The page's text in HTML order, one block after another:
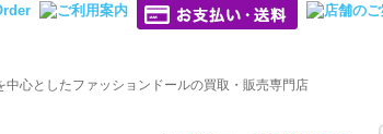
心としたファッションドールの買取・販売専門店